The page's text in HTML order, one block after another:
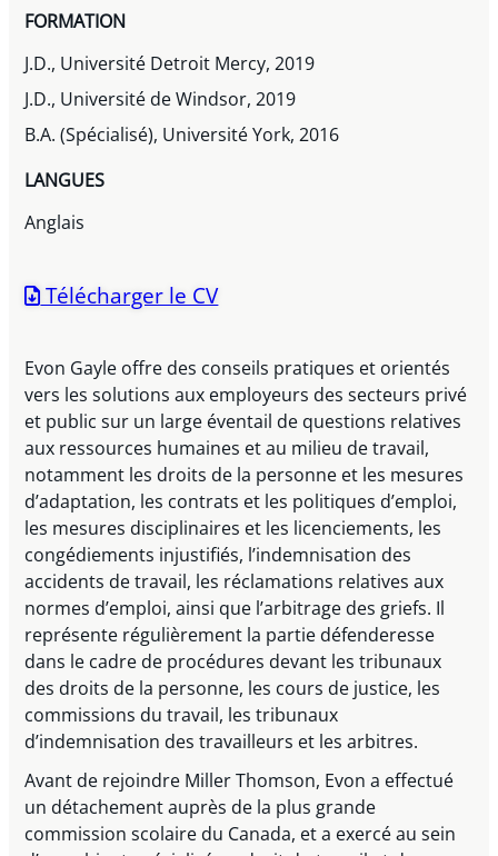
FORMATION
J.D., Université Detroit Mercy, 2019
J.D., Université de Windsor, 2019
B.A. (Spécialisé), Université York, 2016
LANGUES
Anglais
Télécharger le CV
Evon Gayle offre des conseils pratiques et orientés
vers les solutions aux employeurs des secteurs privé
et public sur un large éventail de questions relatives
aux ressources humaines et au milieu de travail,
notamment les droits de la personne et les mesures
d’adaptation, les contrats et les politiques d’emploi,
les mesures disciplinaires et les licenciements, les
congédiements injustifiés, l’indemnisation des
accidents de travail, les réclamations relatives aux
normes d’emploi, ainsi que l’arbitrage des griefs. Il
représente régulièrement la partie défenderesse
dans le cadre de procédures devant les tribunaux
des droits de la personne, les cours de justice, les
commissions du travail, les tribunaux
d’indemnisation des travailleurs et les arbitres.
Avant de rejoindre Miller Thomson, Evon a effectué
un détachement auprès de la plus grande
commission scolaire du Canada, et a exercé au sein